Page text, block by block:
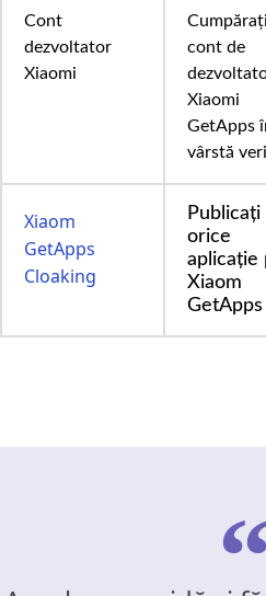
Cont
dezvoltator
Xiaomi
cont de
Xiaomi
GetApps
vârstă
Xiaom
GetApps
Cloaking
Publicați
orice
aplicație
Xiaom
GetApps